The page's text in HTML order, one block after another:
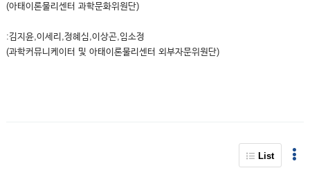
(아태이론물리센터 과학문화위원단)
:김지윤,이세리,정혜심,이상곤,임소정
(과학커뮤니케이터 및 아태이론물리센터 외부자문위원단)
List